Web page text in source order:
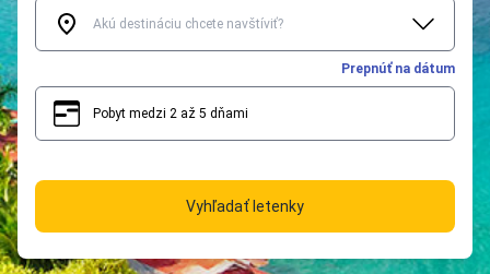
Prepnúť na dátum
Pobyt medzi 2 až 5 dňami
Vyhľadať letenky